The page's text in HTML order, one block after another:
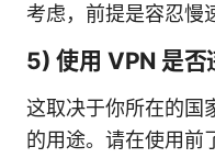
考虑，前提是容忍慢
5) 使用 VPN 是否
这取决于你所在的国
的用途。请在使用前